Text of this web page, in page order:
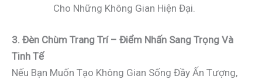
Cho Những Không Gian Hiện Đại.
3. Đèn Chùm Trang Trí – Điểm Nhấn Sang Trọng Và
Tinh Tế
Nếu Bạn Muốn Tạo Không Gian Sống Đầy Ấn Tượng,